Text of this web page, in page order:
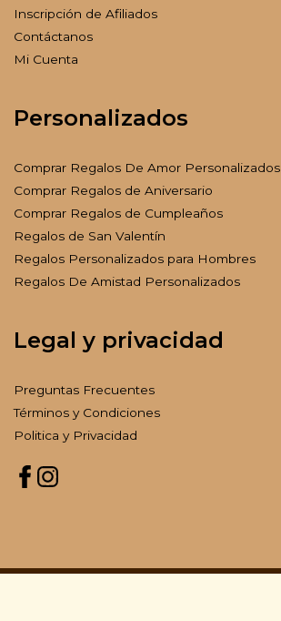
Inscripción de Afiliados
Contáctanos
Mi Cuenta
Personalizados
Comprar Regalos De Amor Personalizados
Comprar Regalos de Aniversario
Comprar Regalos de Cumpleaños
Regalos de San Valentín
Regalos Personalizados para Hombres
Regalos De Amistad Personalizados
Legal y privacidad
Preguntas Frecuentes
Términos y Condiciones
Politica y Privacidad